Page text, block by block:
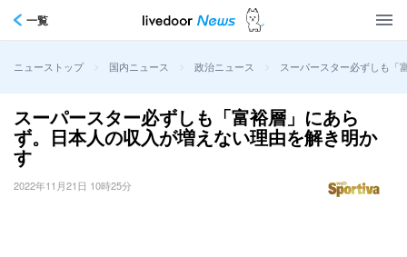
一覧
ニューストップ > 国内ニュース > 政治ニュース > スーパースター必ずしも「
スーパースター必ずしも「富裕層」にあら
ず。日本人の収入が増えない理由を解き明か
す
2022年11月21日 10時25分